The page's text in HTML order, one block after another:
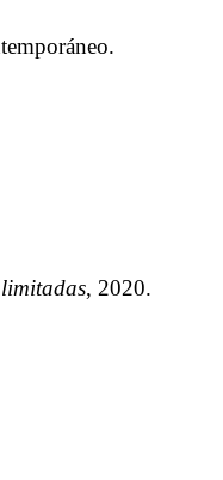
, 2020.